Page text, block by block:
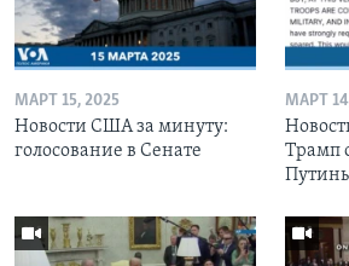
МАРТ 15, 2025
Новости США за минуту:
голосование в Сенате
МАРТ
Трамп